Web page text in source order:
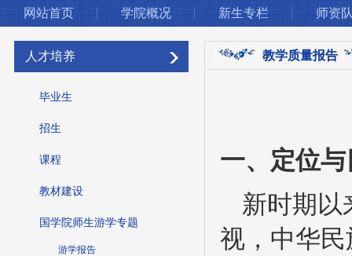
网站首页 学院概况 新生专栏 师资
人才培养
毕业生
招生
课程
教材建设
国学院师生游学专题
游学报告
教学质量报告
一、定位
新时期以
视，中华